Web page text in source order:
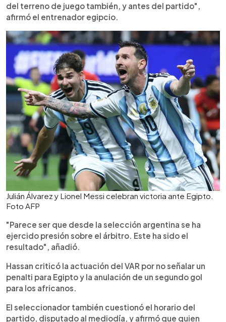
del terreno de juego también, y antes del partido",
afirmó el entrenador egipcio.
Julián Álvarez y Lionel Messi celebran victoria ante Egipto.
Foto AFP
"Parece ser que desde la selección argentina se ha
ejercido presión sobre el árbitro. Este ha sido el
resultado", añadió.
Hassan criticó la actuación del VAR por no señalar un
penalti para Egipto y la anulación de un segundo gol
para los africanos.
El seleccionador también cuestionó el horario del
partido, disputado al mediodía, y afirmó que quien